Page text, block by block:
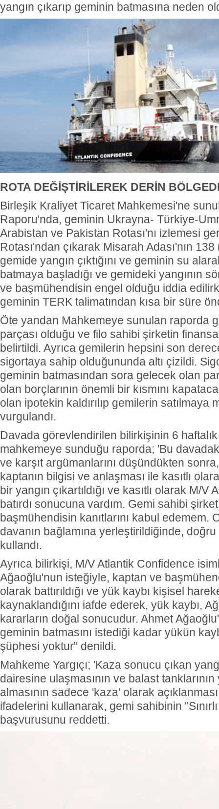
yangın çıkarıp geminin batmasına neden
ROTA DEĞİŞTİRİLEREK DERİN
Birleşik Kraliyet Ticaret Mahkemesi'ne
Raporu'nda, geminin Ukrayna- Türkiye-
Arabistan ve Pakistan Rotası'nı izlemesi
Rotası'ndan çıkarak Misarah Adası'nın 138
gemide yangın çıktığını ve geminin su
batmaya başladığı ve gemideki yangının
ve başmühendisin engel olduğu iddia
geminin TERK talimatından kısa bir süre
Öte yandan Mahkemeye sunulan raporda
parçası olduğu ve filo sahibi şirketin
belirtildi. Ayrıca gemilerin hepsini son
sigortaya sahip olduğununda altı çizildi.
geminin batmasından sora gelecek olan
olan borçlarının önemli bir kısmını
olan ipotekin kaldırılıp gemilerin satılmaya
vurgulandı.
Davada görevlendirilen bilirkişinin 6
mahkemeye sunduğu raporda; 'Bu
ve karşıt argümanlarını düşündükten
kaptanın bilgisi ve anlaşması ile kasıtlı
bir yangın çıkartıldığı ve kasıtlı olarak M/
batırdı sonucuna vardım. Gemi sahibi
başmühendisin kanıtlarını kabul edemem.
davanın bağlamına yerleştirildiğinde,
kullandı.
Ayrıca bilirkişi, M/V Atlantik Confidence
Ağaoğlu'nun isteğiyle, kaptan ve
olarak battırıldığı ve yük kaybı kişisel
kaynaklandığını iafde ederek, yük kaybı,
kararların doğal sonucudur. Ahmet
geminin batmasını istediği kadar yükün
şüphesi yoktur" denildi.
Mahkeme Yargıçı; 'Kaza sonucu çıkan
dairesine ulaşmasının ve balast
almasının sadece 'kaza' olarak
ifadelerini kullanarak, gemi sahibinin
başvurusunu reddetti.